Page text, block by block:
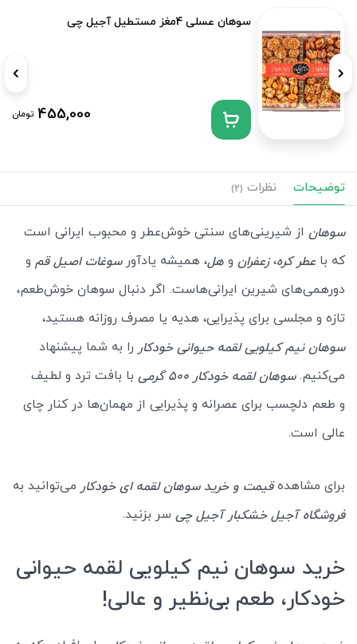
سوهان عسلی 4مغز مستطیل آجیل چی
455,000 تومان
توضیحات نظرات (2)
سوهان از شیرینی‌های سنتی خوش‌عطر و محبوب ایرانی است
که با عطر کره،زعفران و هل، همیشه یادآورسوغات اصیل قم و
دورهمی‌های شیرین ایرانی‌هاست. اگر دنبال سوهان خوش‌طعم،
تازه و مجلسی برای پذیرایی، هدیه یا مصرف روزانه هستید،
سوهان نیم کیلویی لقمه حیوانی خودکار را به شما پیشنهاد
می‌کنیم.سوهان لقمه خودکار 500 گرمی
با بافت ترد و لطیف
و طعم دلچسب برای عصرانه و پذیرایی از مهمان‌ها در کنار چای
عالی است.
برای مشاهدهقیمت و خرید سوهان لقمه ای خودکار می‌توانید به
فروشگاه آجیل خشکبار آجیل چی سر بزنید.
خرید سوهان نیم کیلویی لقمه حیوانی
خودکار، طعم بی‌نظیر و عالی!